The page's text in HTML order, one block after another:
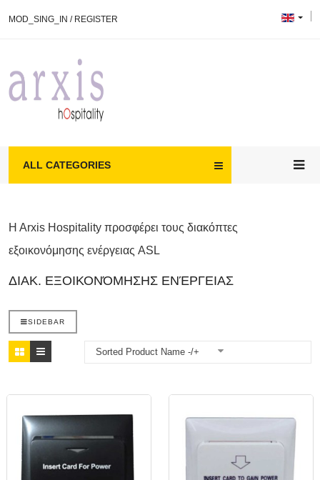
MOD_SING_IN / REGISTER
ALL CATEGORIES
H Arxis Hospitality προσφέρει τους διακόπτες
εξοικονόμησης ενέργειας ASL
ΔΙΑΚ. ΕΞΟΙΚΟΝΌΜΗΣΗΣ ΕΝΈΡΓΕΙΑΣ
SIDEBAR
Sorted Product Name -/+